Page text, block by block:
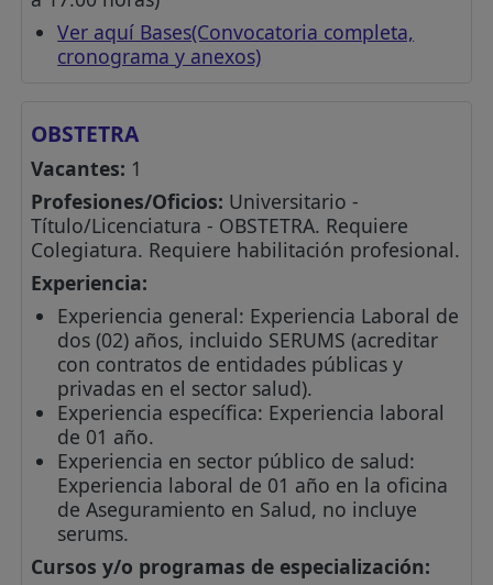
Ver aquí Bases(Convocatoria completa,
cronograma y anexos)
OBSTETRA
Vacantes: 1
Profesiones/Oficios: Universitario -
Título/Licenciatura - OBSTETRA. Requiere
Colegiatura. Requiere habilitación profesional.
Experiencia:
Experiencia general: Experiencia Laboral de
dos (02) años, incluido SERUMS (acreditar
con contratos de entidades públicas y
privadas en el sector salud).
Experiencia específica: Experiencia laboral
de 01 año.
Experiencia en sector público de salud:
Experiencia laboral de 01 año en la oficina
de Aseguramiento en Salud, no incluye
serums.
Cursos y/o programas de especialización: